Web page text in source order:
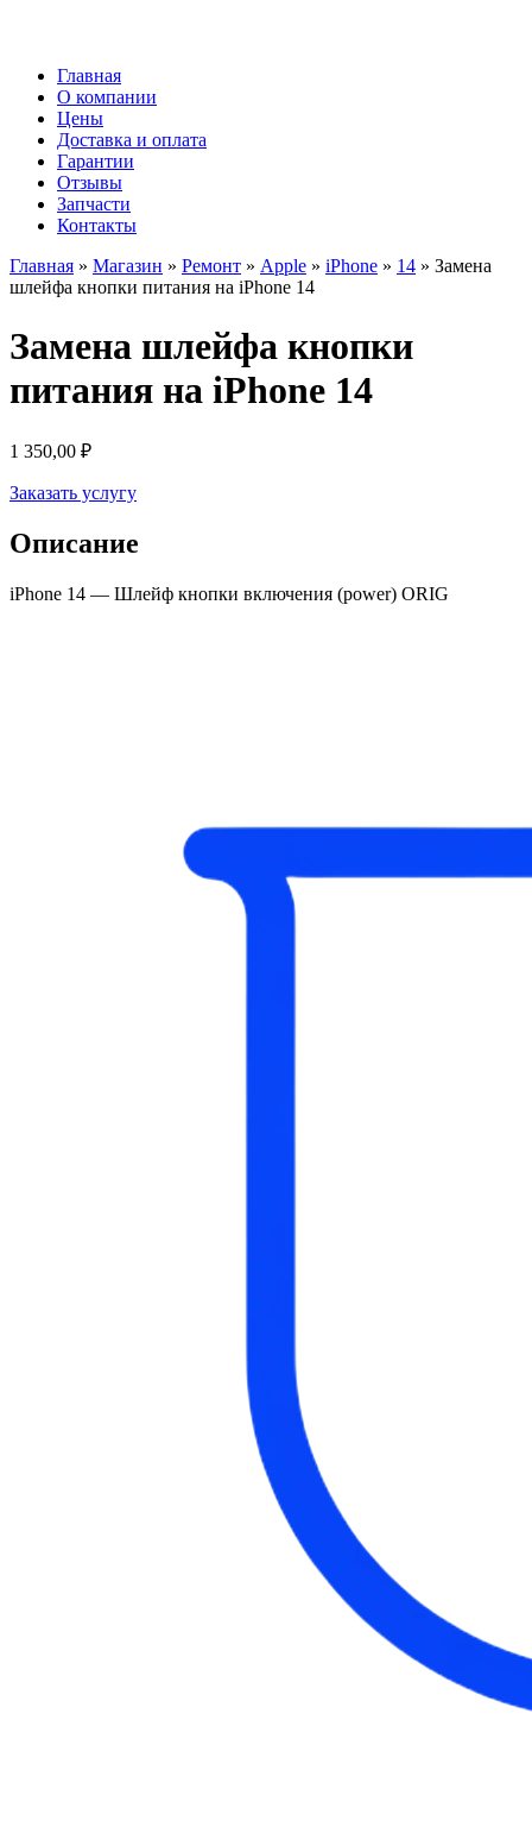
Главная
О компании
Цены
Доставка и оплата
Гарантии
Отзывы
Запчасти
Контакты
Главная » Магазин » Ремонт » Apple » iPhone » 14 » Замена
шлейфа кнопки питания на iPhone 14
Замена шлейфа кнопки
питания на iPhone 14
1 350,00 ₽
Заказать услугу
Описание
iPhone 14 — Шлейф кнопки включения (power) ORIG